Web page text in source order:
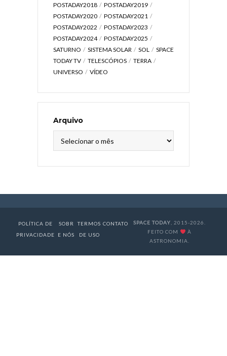
POSTADAY2018
POSTADAY2019
POSTADAY2020
POSTADAY2021
POSTADAY2022
POSTADAY2023
POSTADAY2024
POSTADAY2025
SATURNO
SISTEMA SOLAR SOL
SPACE
TODAY TV
TELESCÓPIOS
TERRA
UNIVERSO
VÍDEO
Arquivo
POLÍTICA DE
PRIVACIDADE
SOBR
E NÓS
TERMOS
DE USO
CONTATO SPACE TODAY , 2015-2026.
FEITO COM
À
ASTRONOMIA.